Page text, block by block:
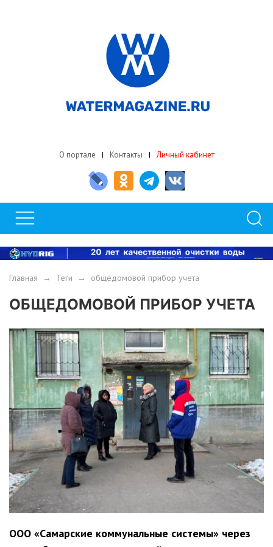
О портале Контакты Личный кабинет
Главная → Теги → общедомовой прибор учета
ОБЩЕДОМОВОЙ ПРИБОР УЧЕТА
ООО «Самарские коммунальные системы» через